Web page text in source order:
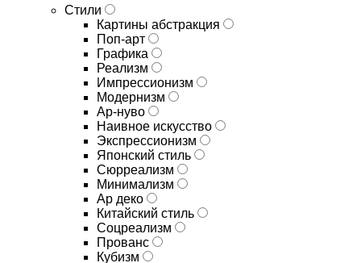
Стили
Картины абстракция
Поп-арт
Графика
Реализм
Импрессионизм
Модернизм
Ар-нуво
Наивное искусство
Экспрессионизм
Японский стиль
Сюрреализм
Минимализм
Ар деко
Китайский стиль
Соцреализм
Прованс
Кубизм